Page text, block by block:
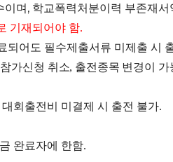
이며, 학교폭력처분이력 부존재서
기재되어야 함.
되어도 필수제출서류 미제출 시
가신청 취소, 출전종목 변경이 가
회출전비 미결제 시 출전 불가.
완료자에 한함.